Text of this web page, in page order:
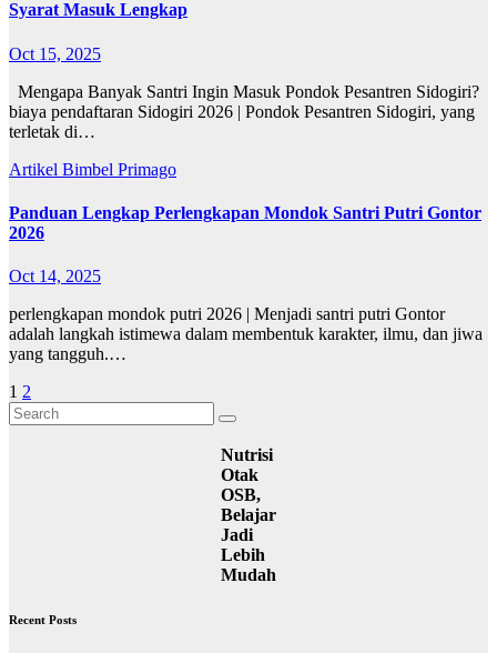
Syarat Masuk Lengkap
Oct 15, 2025
Mengapa Banyak Santri Ingin Masuk Pondok Pesantren Sidogiri?
biaya pendaftaran Sidogiri 2026 | Pondok Pesantren Sidogiri, yang
terletak di…
Artikel Bimbel Primago
Panduan Lengkap Perlengkapan Mondok Santri Putri Gontor
2026
Oct 14, 2025
perlengkapan mondok putri 2026 | Menjadi santri putri Gontor
adalah langkah istimewa dalam membentuk karakter, ilmu, dan jiwa
yang tangguh.…
Posts
pagination
1 2
Nutrisi
Otak
OSB,
Belajar
Jadi
Lebih
Mudah
Recent Posts